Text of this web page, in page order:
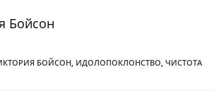
Бойсон
БОЙСОН ИДОЛОПОКЛОНСТВО ЧИСТОТА